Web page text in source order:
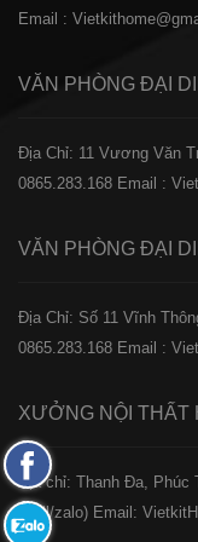
Email :
VĂN PHÒNG ĐẠI
Địa Chỉ: 11 Vương Văn
0865.283.168 Email :
VĂN PHÒNG ĐẠI
Địa Chỉ: Số 11 Vĩnh
0865.283.168 Email :
XƯỞNG NỘI THẤT
️Địa chỉ: Thanh Đa, Phúc
(Call/zalo) Email:
Fanpage
Facebook
Zalo: